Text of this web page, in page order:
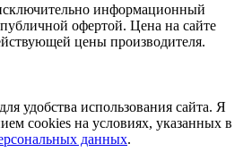
информационный
публичной офертой. Цена на сайте
цены производителя.
удобства использования сайта. Я
cookies на условиях, указанных в
данных.